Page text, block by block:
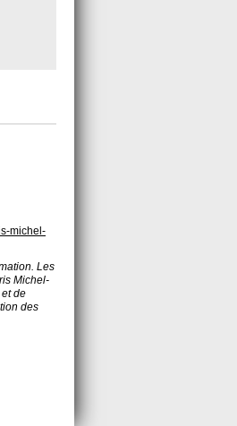
michel-
Les
Michel-
de
des